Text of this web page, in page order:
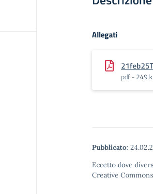
Allegati
pdf - 249
Pubblicato:
Eccetto dove
Creative